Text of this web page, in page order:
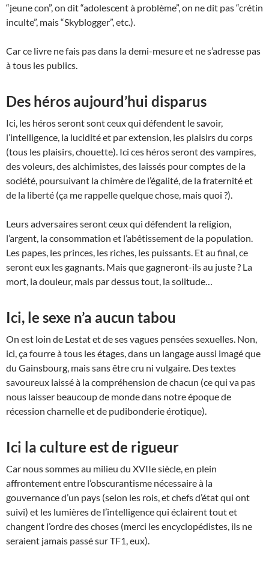
“jeune con”, on dit “adolescent à problème”, on ne dit pas “crétin
inculte”, mais “Skyblogger”, etc.).
Car ce livre ne fais pas dans la demi-mesure et ne s’adresse pas
à tous les publics.
Des héros aujourd’hui disparus
Ici, les héros seront sont ceux qui défendent le savoir,
l’intelligence, la lucidité et par extension, les plaisirs du corps
(tous les plaisirs, chouette). Ici ces héros seront des vampires,
des voleurs, des alchimistes, des laissés pour comptes de la
société, poursuivant la chimère de l’égalité, de la fraternité et
de la liberté (ça me rappelle quelque chose, mais quoi ?).
Leurs adversaires seront ceux qui défendent la religion,
l’argent, la consommation et l’abêtissement de la population.
Les papes, les princes, les riches, les puissants. Et au final, ce
seront eux les gagnants. Mais que gagneront-ils au juste ? La
mort, la douleur, mais par dessus tout, la solitude…
Ici, le sexe n’a aucun tabou
On est loin de Lestat et de ses vagues pensées sexuelles. Non,
ici, ça fourre à tous les étages, dans un langage aussi imagé que
du Gainsbourg, mais sans être cru ni vulgaire. Des textes
savoureux laissé à la compréhension de chacun (ce qui va pas
nous laisser beaucoup de monde dans notre époque de
récession charnelle et de pudibonderie érotique).
Ici la culture est de rigueur
Car nous sommes au milieu du XVIIe siècle, en plein
affrontement entre l’obscurantisme nécessaire à la
gouvernance d’un pays (selon les rois, et chefs d’état qui ont
suivi) et les lumières de l’intelligence qui éclairent tout et
changent l’ordre des choses (merci les encyclopédistes, ils ne
seraient jamais passé sur TF1, eux).